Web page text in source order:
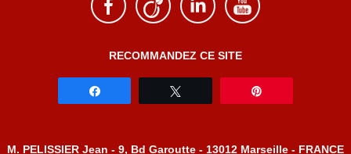
RECOMMANDEZ CE SITE
M. PELISSIER Jean - 9, Bd Garoutte - 13012 Marseille - FRANCE